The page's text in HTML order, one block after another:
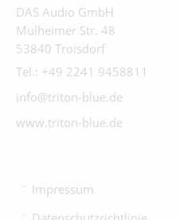
DAS Audio GmbH
Mülheimer Str. 48
53840 Troisdorf
Tel.: +49 2241 9458811
info@triton-blue.de
www.triton-blue.de
Impressum